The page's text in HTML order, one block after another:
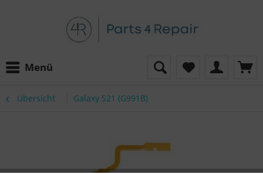
Menü
Übersicht Galaxy S21 (G991B)